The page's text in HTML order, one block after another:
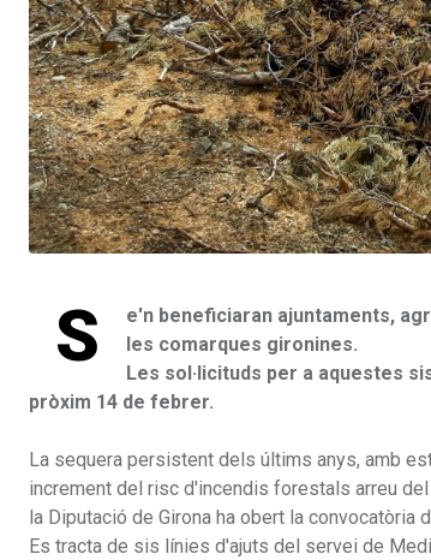
S
e'n beneficiaran ajuntaments,
les comarques gironines.
Les sol·licituds per a aquestes
pròxim 14 de febrer.
La sequera persistent dels últims anys, amb
increment del risc d'incendis forestals arreu
la Diputació de Girona ha obert la
Es tracta de sis línies d'ajuts del servei de